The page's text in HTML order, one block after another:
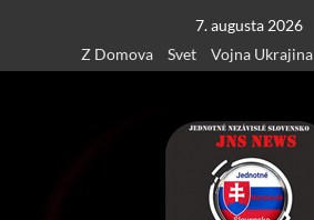
content
7. augusta 2026
Z Domova
Svet Vojna Ukrajina